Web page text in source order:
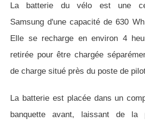
La batterie du vélo est une
Samsung d'une capacité de 630
Elle se recharge en environ 4
retirée pour être chargée
de charge situé près du poste de
La batterie est placée dans un
banquette avant, laissant de la